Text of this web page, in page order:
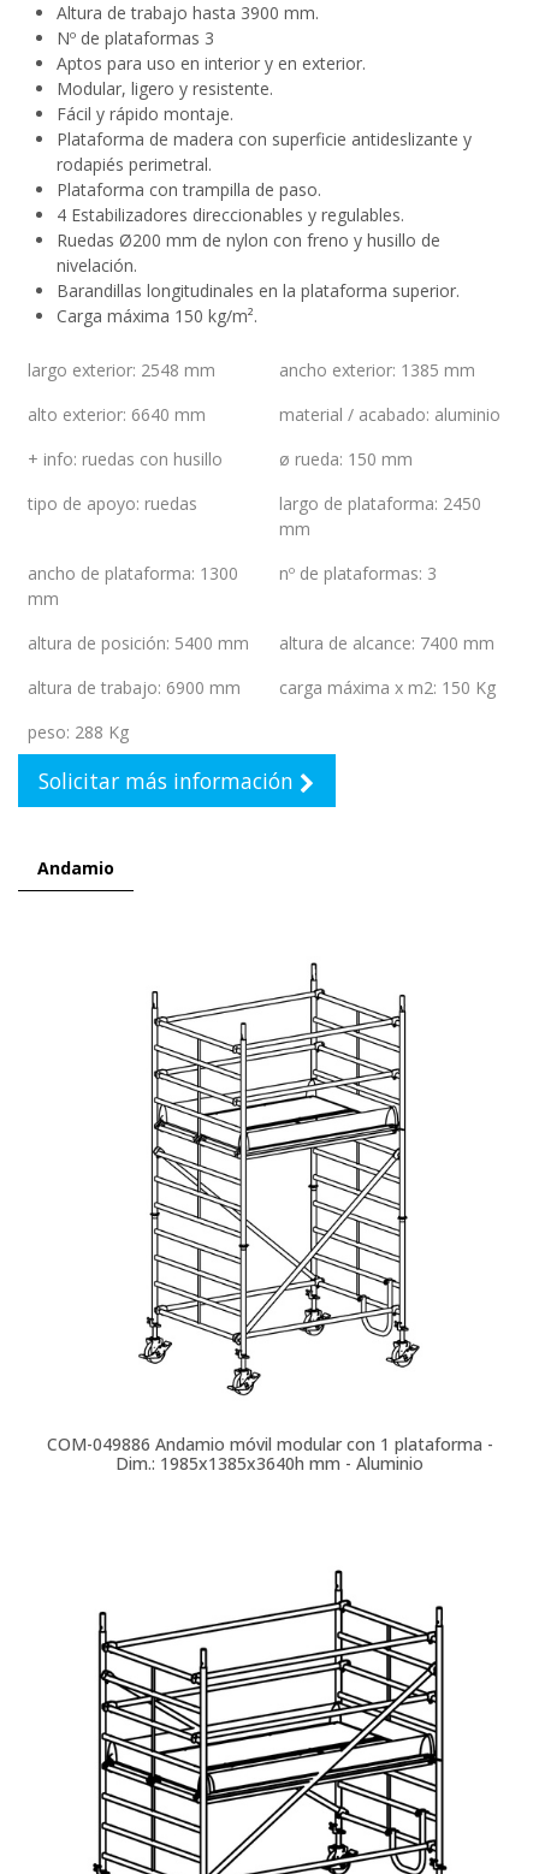
Altura de trabajo hasta 3900 mm.
Nº de plataformas 3
Aptos para uso en interior y en exterior.
Modular, ligero y resistente.
Fácil y rápido montaje.
Plataforma de madera con superficie antideslizante y
rodapiés perimetral.
Plataforma con trampilla de paso.
4 Estabilizadores direccionables y regulables.
Ruedas Ø200 mm de nylon con freno y husillo de
nivelación.
Barandillas longitudinales en la plataforma superior.
Carga máxima 150 kg/m².
largo exterior: 2548 mm ancho exterior: 1385 mm
alto exterior: 6640 mm material / acabado: aluminio
+ info: ruedas con husillo ø rueda: 150 mm
tipo de apoyo: ruedas largo de plataforma: 2450
mm
ancho de plataforma: 1300
mm
nº de plataformas: 3
altura de posición: 5400 mm altura de alcance: 7400 mm
altura de trabajo: 6900 mm carga máxima x m2: 150 Kg
peso: 288 Kg
Solicitar más información
Andamio
COM-049886 Andamio móvil modular con 1 plataforma -
Dim.: 1985x1385x3640h mm - Aluminio